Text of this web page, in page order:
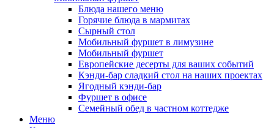
Блюда нашего меню
Горячие блюда в мармитах
Сырный стол
Мобильный фуршет в лимузине
Мобильный фуршет
Европейские десерты для ваших событий
Кэнди-бар сладкий стол на наших проектах
Ягодный кэнди-бар
Фуршет в офисе
Семейный обед в частном коттедже
Меню